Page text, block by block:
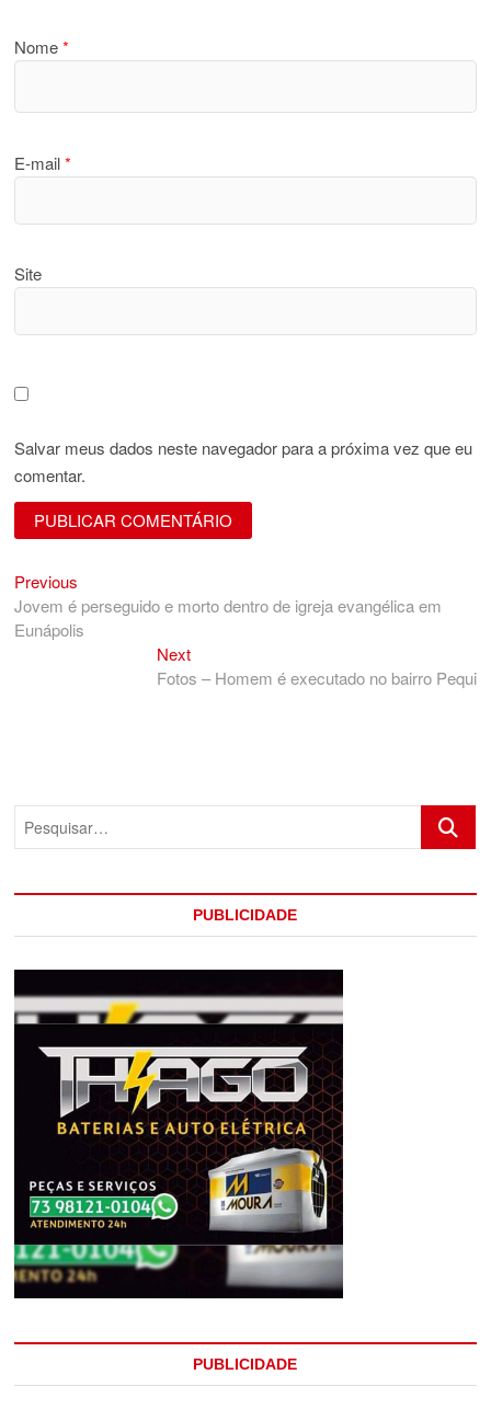
Nome*
E-mail*
Site
Salvar meus dados neste navegador para a próxima vez que eu
comentar.
Navegação
de
Previous
post:
Jovem é perseguido e morto dentro de igreja evangélica em
Eunápolis
NextNext
post:
Fotos – Homem é executado no bairro Pequi
PUBLICIDADE
PUBLICIDADE